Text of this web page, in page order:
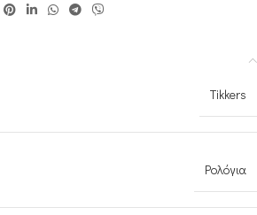
Tikkers
Ρολόγια